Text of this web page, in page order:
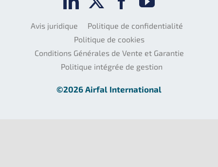
Avis juridique
Politique de confidentialité
Politique de cookies
Conditions Générales de Vente et Garantie
Politique intégrée de gestion
©2026 Airfal International